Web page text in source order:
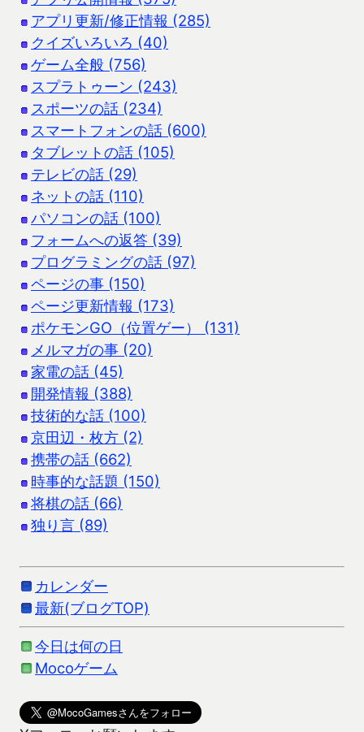
アプリ更新/修正情報 (285)
クイズいろいろ (40)
ゲーム全般 (756)
スプラトゥーン (243)
スポーツの話 (234)
スマートフォンの話 (600)
タブレットの話 (105)
テレビの話 (29)
ネットの話 (110)
パソコンの話 (100)
フォームへの返答 (39)
プログラミングの話 (97)
ページの事 (150)
ページ更新情報 (173)
ポケモンGO（位置ゲー） (131)
メルマガの事 (20)
家電の話 (45)
開発情報 (388)
技術的な話 (100)
京田辺・枚方 (2)
携帯の話 (662)
時事的な話題 (150)
将棋の話 (66)
独り言 (89)
カレンダー
最新(ブログTOP)
今日は何の日
Mocoゲーム